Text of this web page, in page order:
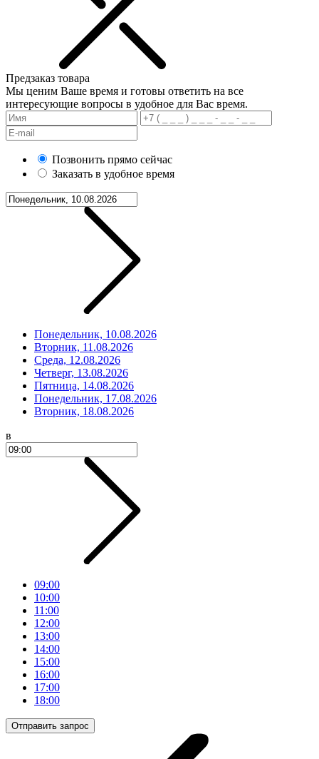
Предзаказ товара
Мы ценим Ваше время и готовы ответить на все
интересующие вопросы в удобное для Вас время.
Позвонить прямо сейчас
Заказать в удобное время
Понедельник, 10.08.2026
Вторник, 11.08.2026
Среда, 12.08.2026
Четверг, 13.08.2026
Пятница, 14.08.2026
Понедельник, 17.08.2026
Вторник, 18.08.2026
в
09:00
10:00
11:00
12:00
13:00
14:00
15:00
16:00
17:00
18:00
Отправить запрос